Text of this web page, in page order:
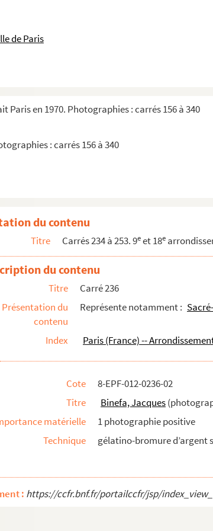
de Paris
Paris en 1970. Photographies : carrés 156 à 340
: carrés 156 à 340
du contenu
Titre Carrés 234 à 253. 9eet 18e
du contenu
Titre
Carré 236
Présentation du
contenu
Représente notamment :
Index Paris (France) --
Cote
8-EPF-012-0236-02
Titre
Binefa, Jacques
matérielle
1 photographie positive
Technique
gélatino-bromure d’argent
: https://ccfr.bnf.fr/portailccfr/jsp/